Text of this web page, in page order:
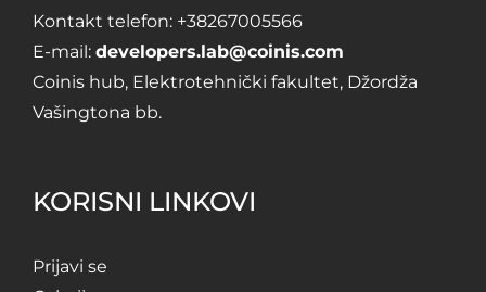
Kontakt telefon: +38267005566
E-mail: developers.lab@coinis.com
Coinis hub, Elektrotehnički fakultet, Džordža
Vašingtona bb.
KORISNI LINKOVI
Prijavi se